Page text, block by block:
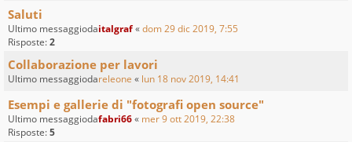
Saluti
Ultimo messaggiodaitalgraf«dom 29 dic 2019, 7:55
Risposte:2
Collaborazione per lavori
Ultimo messaggiodareleone « lun 18 nov 2019, 14:41
Esempi e gallerie di "fotografi open source"
Ultimo messaggiodafabri66« mer 9 ott 2019, 22:38
Risposte:5